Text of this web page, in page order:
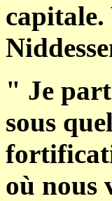
" Je
sous
où nous